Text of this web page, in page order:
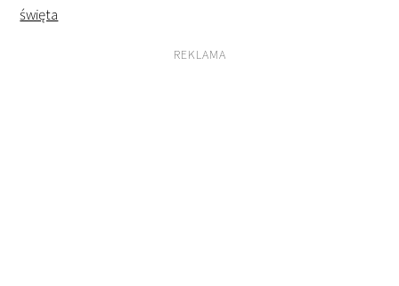
święta
REKLAMA